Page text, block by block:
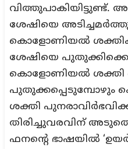
ശേഷിയെ
കൊളോണിയല്‍
ശേഷിയെ
കൊളോണിയല്‍
പുതുക്കപ്പെടുമ്പോഴും
ശക്തി
തിരിച്ചുവരവിന്
ഫനന്റെ ഭാഷയില്‍